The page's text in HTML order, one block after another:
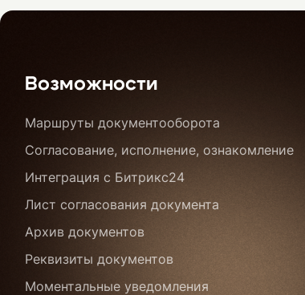
Возможности
Маршруты документооборота
Согласование, исполнение, ознакомление
Интеграция с Битрикс24
Лист согласования документа
Архив документов
Реквизиты документов
Моментальные уведомления